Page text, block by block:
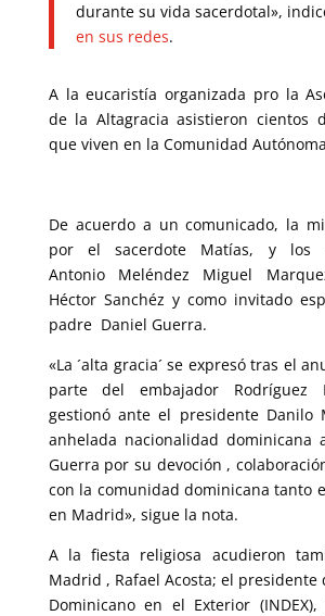
durante su vida sacerdotal»,
en sus redes.
A la eucaristía organizada pro la
de la Altagracia asistieron cientos
que viven en la Comunidad
De acuerdo a un comunicado, la
por el sacerdote Matías, y los
Antonio Meléndez Miguel
Héctor Sanchéz y como invitado
padre Daniel Guerra.
«La ´alta gracia´ se expresó tras el
parte del embajador Rodríguez
gestionó ante el presidente
anhelada nacionalidad dominicana
Guerra por su devoción ,
con la comunidad dominicana tanto
en Madrid», sigue la nota.
A la fiesta religiosa acudieron
Madrid , Rafael Acosta; el
Dominicano en el Exterior (INDEX),